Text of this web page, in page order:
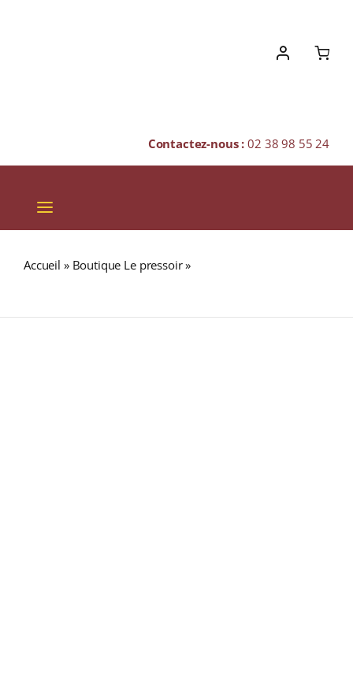
Contactez-nous :02 38 98 55 24
Toggle
Navigation
SPIRITUEUX
Accueil » Boutique Le pressoir»